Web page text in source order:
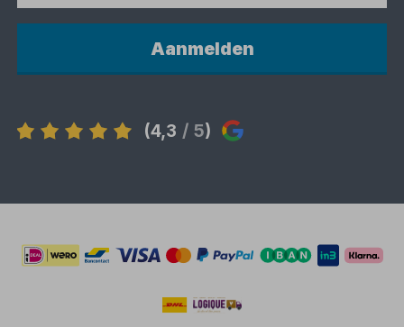
Aanmelden
(4,3 / 5)